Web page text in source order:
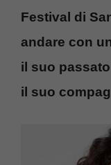
Festival di
andare con
il suo
il suo